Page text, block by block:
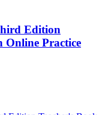
Edition
Online Practice